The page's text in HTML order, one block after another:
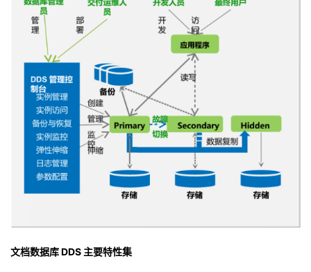
文档数据库 DDS 主要特性集